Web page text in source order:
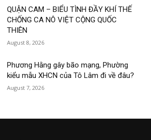
QUẬN CAM – BIỂU TÌNH ĐẦY KHÍ THẾ
CHỐNG CA NÔ VIỆT CỘNG QUỐC
THIÊN
August 8, 2026
Phương Hằng gây bão mạng, Phường
kiểu mẫu XHCN của Tô Lâm đi về đâu?
August 7, 2026